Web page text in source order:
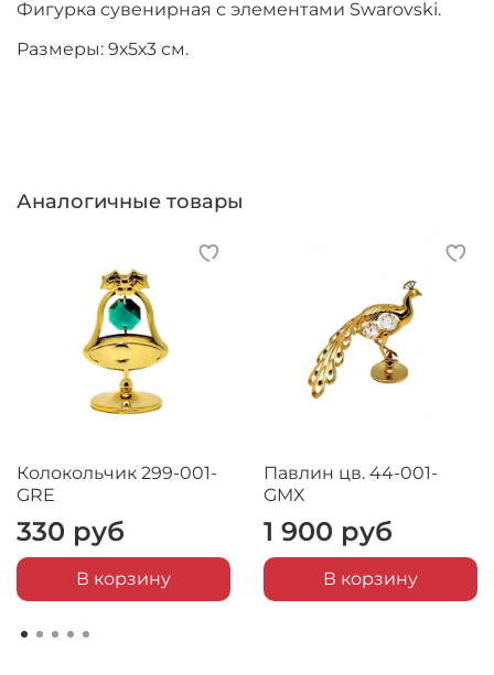
Фигурка сувенирная с элементами Swarovski.
Размеры: 9х5х3 см.
Аналогичные товары
Колокольчик 299-001-
GRE
330 руб
В корзину
Павлин цв. 44-001-
GMX
1 900 руб
В корзину